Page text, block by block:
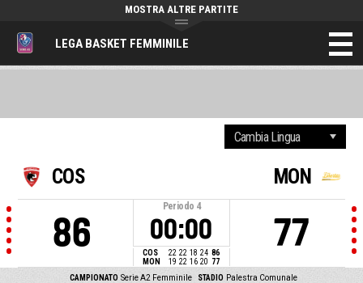
LEGA BASKET FEMMINILE
MOSTRA ALTRE PARTITE
COS
86
Periodo 4
00:00
COS 22 22 18 24 86
MON
19 22 16 20 77
MON
77
CAMPIONATO Serie A2 Femminile STADIO Palestra Comunale